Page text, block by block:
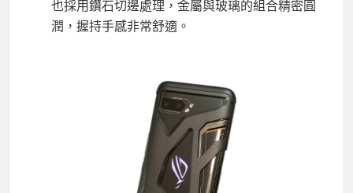
也採用鑽石切邊處理，金屬與玻璃的組合精密圓
潤，握持手感非常舒適。